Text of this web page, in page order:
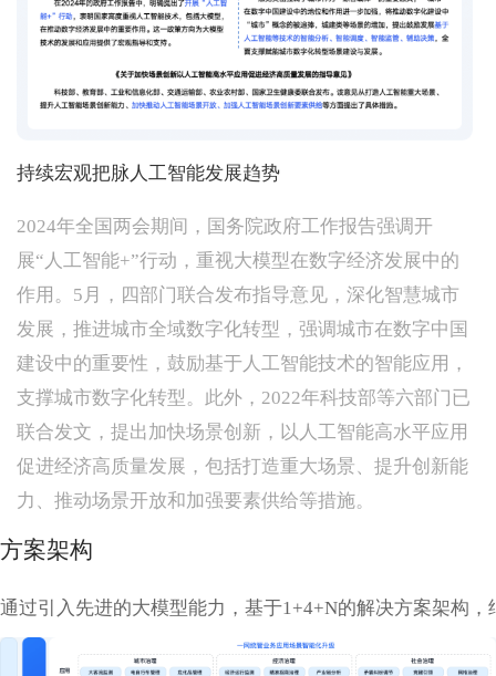
持续宏观把脉人工智能发展趋势
2024年全国两会期间，国务院政府工作报告强调开
展“人工智能+”行动，重视大模型在数字经济发展中的
作用。5月，四部门联合发布指导意见，深化智慧城市
发展，推进城市全域数字化转型，强调城市在数字中国
建设中的重要性，鼓励基于人工智能技术的智能应用，
支撑城市数字化转型。此外，2022年科技部等六部门已
联合发文，提出加快场景创新，以人工智能高水平应用
促进经济高质量发展，包括打造重大场景、提升创新能
力、推动场景开放和加强要素供给等措施。
方案架构
通过引入先进的大模型能力，基于1+4+N的解决方案架构